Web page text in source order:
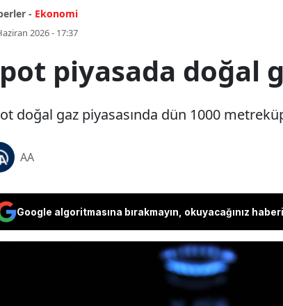
- Ekonomi
2026 - 17:37
piyasada doğal
doğal gaz piyasasında dün 1000
AA
Google algoritmasına bırakmayın, okuyacağınız